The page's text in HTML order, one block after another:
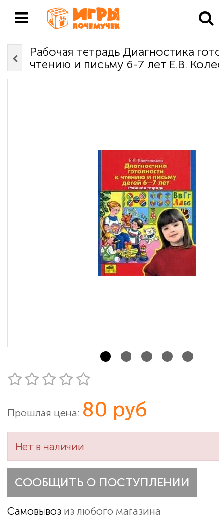
Рабочая тетрадь Диагностика
чтению и письму 6-7 лет Е.В.
Прошлая цена: 80 руб
Нет в наличии
СООБЩИТЬ О ПОСТУПЛЕНИИ
Самовывоз из любого магазина